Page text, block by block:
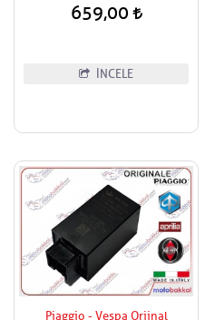
659,00
İNCELE
Piaggio - Vespa Orjinal